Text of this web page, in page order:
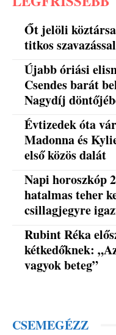
Őt jelöli
titkos
Újabb óriási
Csendes barát
Nagydíj
Évtizedek óta
Madonna és
első közös dalát
Napi horoszkóp
hatalmas teher
csillagjegyre
Rubint Réka
kétkedőknek:
vagyok beteg”
CSEMEGÉZZ